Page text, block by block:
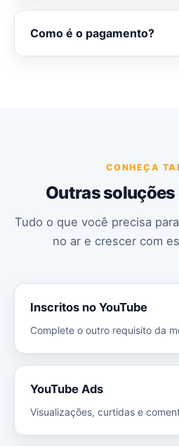
Como é o pagamento?
CONHEÇA
Outras soluções
Tudo o que você precisa
no ar e crescer com
Inscritos no YouTube
Complete o outro requisito da
YouTube Ads
Visualizações, curtidas e